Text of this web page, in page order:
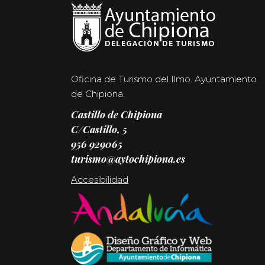
Oficina de Turismo del Ilmo. Ayuntamiento
de Chipiona.
Castillo de Chipiona
C/Castillo, 5
956 929065
turismo@aytochipiona.es
Accesibilidad